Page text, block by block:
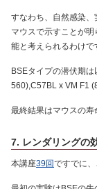
すなわち、自然感染
マウスで示すことが
能と考えられるわけ
BSEタイプの潜伏期
560),C57BL x VM F1
最終結果はマウスの
7. レンダリングの
本講座39回ですでに